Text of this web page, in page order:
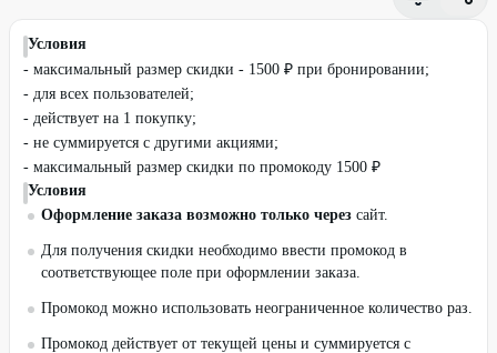
Условия
- максимальный размер скидки - 1500 ₽ при бронировании;
- для всех пользователей;
- действует на 1 покупку;
- не суммируется с другими акциями;
- максимальный размер скидки по промокоду 1500 ₽
Условия
Оформление заказа возможно только через сайт.
Для получения скидки необходимо ввести промокод в
соответствующее поле при оформлении заказа.
Промокод можно использовать неограниченное количество раз.
Промокод действует от текущей цены и суммируется с